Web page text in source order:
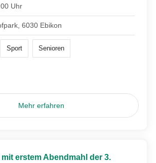
Uhr
6030 Ebikon
Sport Senioren
Mehr erfahren
erstem Abendmahl der 3.